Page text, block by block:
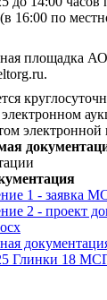
16:00 по
площадка
1 - заявка
2 - проект
Глинки 18